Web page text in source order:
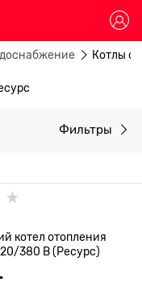
Котлы
Фильтры
котел отопления
380 В (Ресурс)